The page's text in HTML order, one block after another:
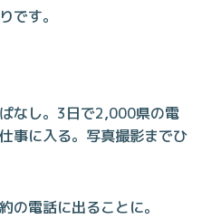
です。
なし。3日で2,000県の電
事に入る。写真撮影までひ
の電話に出ることに。